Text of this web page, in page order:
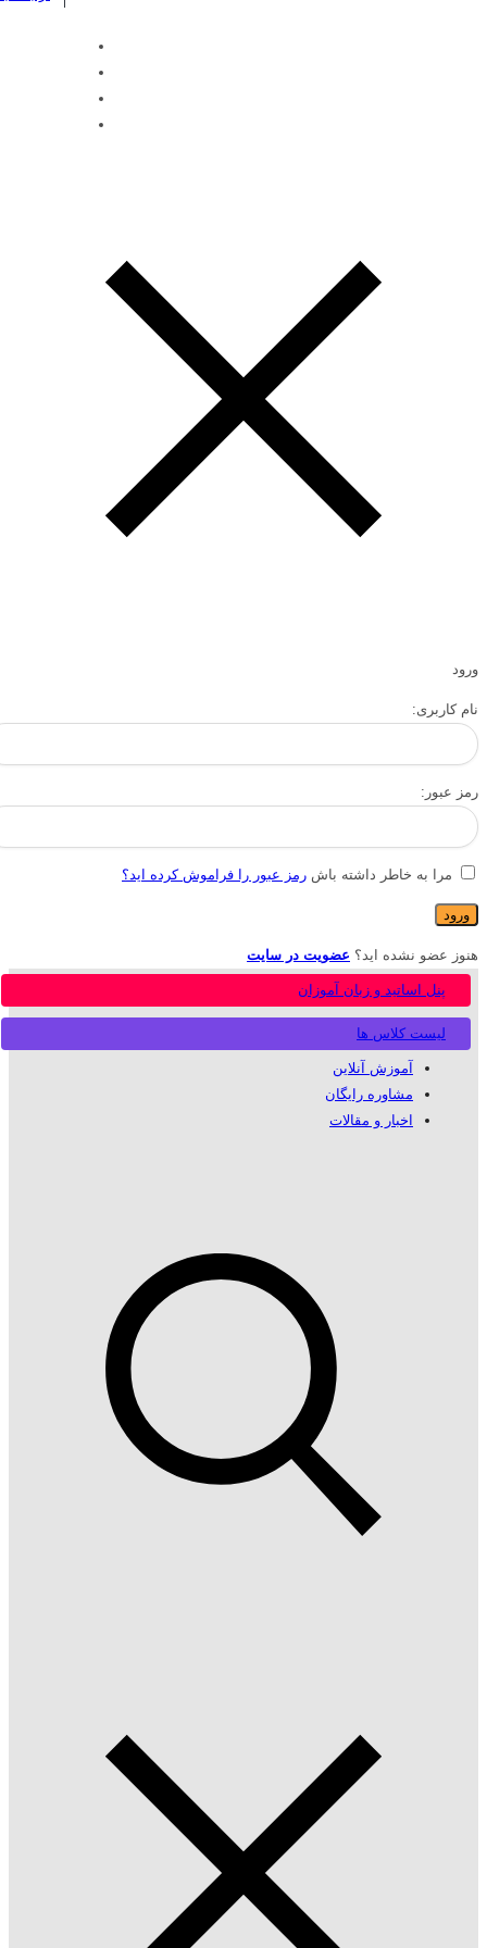
ورود
نام کاربری:
رمز عبور:
مرا به خاطر داشته باش رمز عبور را فراموش کرده اید؟
هنوز عضو نشده اید؟ عضویت در سایت
لیست کلاس ها
پنل اساتید و زبان آموزان
آموزش آنلاین
مشاوره رایگان
اخبار و مقالات